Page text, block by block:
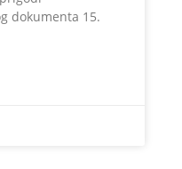
dokumenta 15.